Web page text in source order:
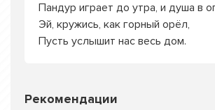
Пандур играет до утра, и душа в
Эй, кружись, как горный орёл,
Пусть услышит нас весь дом.
Рекомендации